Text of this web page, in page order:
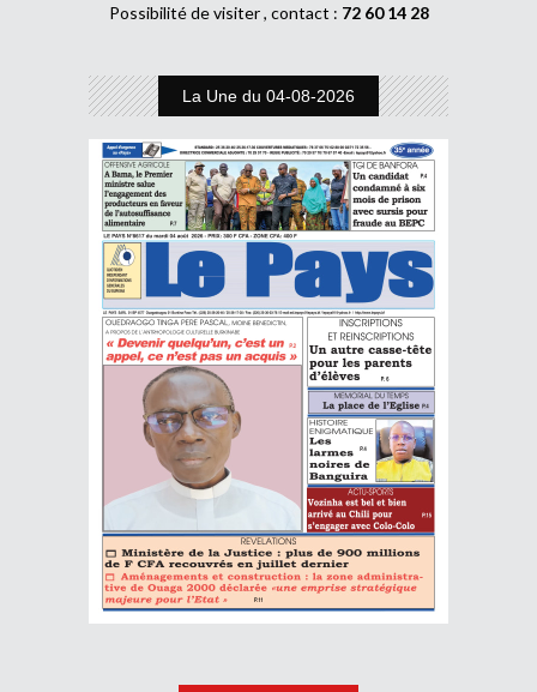
Possibilité de visiter , contact : 72 60 14 28
La Une du 04-08-2026